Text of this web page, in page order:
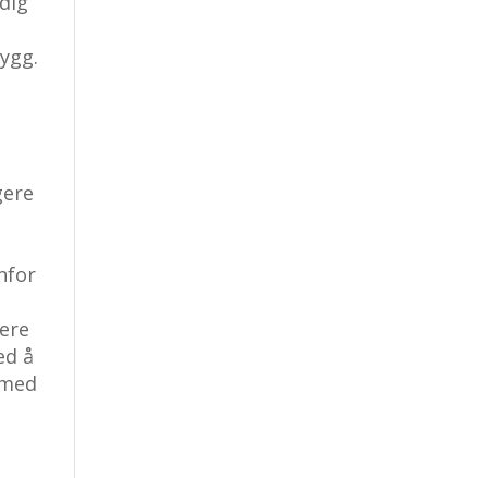
å